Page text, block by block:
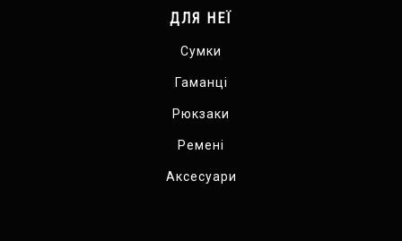
ДЛЯ НЕЇ
Сумки
Гаманці
Рюкзаки
Ремені
Аксесуари